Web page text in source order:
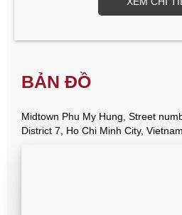
BẢN ĐỒ
Midtown Phu My Hung, Street
District 7, Ho Chi Minh City, Vietnam